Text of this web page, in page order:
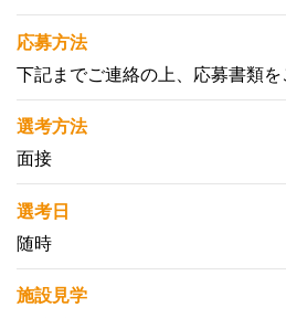
応募方法
下記までご連絡の上、応募書類を
選考方法
面接
選考日
随時
施設見学